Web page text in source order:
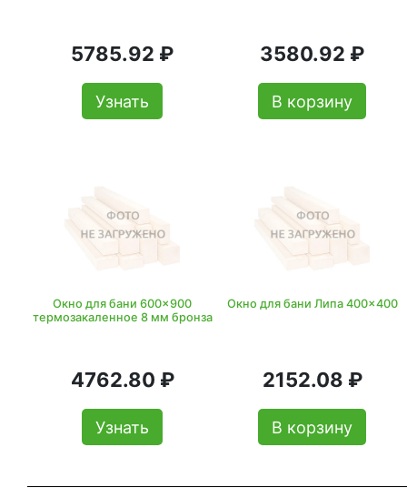
5785.92 ₽
Узнать
3580.92 ₽
В корзину
Окно для бани 600x900
термозакаленное 8 мм бронза
4762.80 ₽
Узнать
Окно для бани Липа 400x400
2152.08 ₽
В корзину